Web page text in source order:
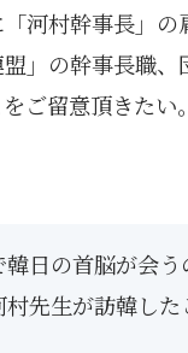
河村幹事長」の
」の幹事長職、
ご留意頂きたい。
日の首脳が会
村先生が訪韓し